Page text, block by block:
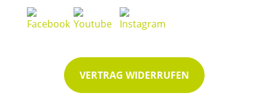
VERTRAG WIDERRUFEN